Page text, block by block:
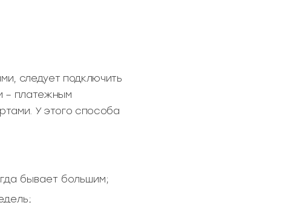
следует подключить
– платежным
У этого способа
бывает большим;